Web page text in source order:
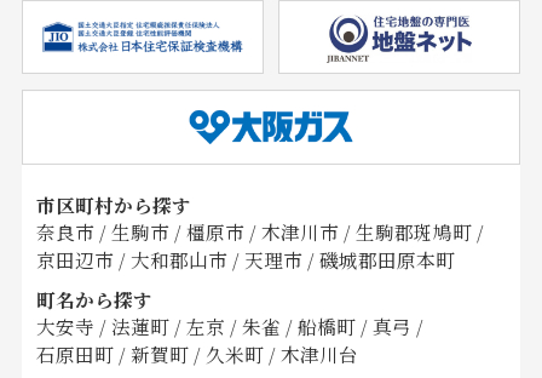
市区町村から探す
奈良市 / 生駒市 / 橿原市 / 木津川市 / 生駒郡斑鳩町 /
京田辺市 / 大和郡山市 / 天理市 / 磯城郡田原本町
町名から探す
大安寺 / 法蓮町 / 左京 / 朱雀 / 船橋町 / 真弓 /
石原田町 / 新賀町 / 久米町 / 木津川台